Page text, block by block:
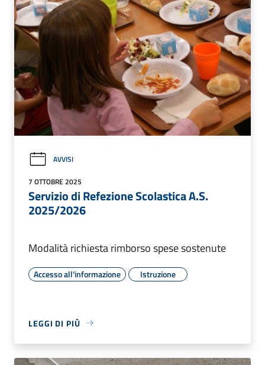
AVVISI
7 OTTOBRE 2025
Servizio di Refezione Scolastica A.S.
2025/2026
Modalità richiesta rimborso spese sostenute
Accesso all'informazione Istruzione
LEGGI DI PIÙ